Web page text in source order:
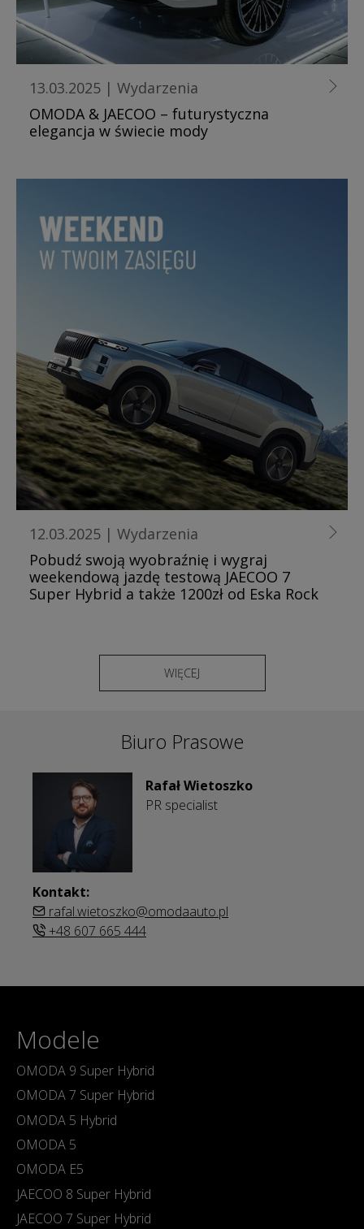
13.03.2025 | Wydarzenia
OMODA & JAECOO – futurystyczna
elegancja w świecie mody
12.03.2025 | Wydarzenia
Pobudź swoją wyobraźnię i wygraj
weekendową jazdę testową JAECOO 7
Super Hybrid a także 1200zł od Eska Rock
WIĘCEJ
Biuro Prasowe
Rafał Wietoszko
PR specialist
Kontakt:
rafal.wietoszko@omodaauto.pl
+48 607 665 444
Modele
OMODA 9 Super Hybrid
OMODA 7 Super Hybrid
OMODA 5 Hybrid
OMODA 5
OMODA E5
JAECOO 8 Super Hybrid
JAECOO 7 Super Hybrid